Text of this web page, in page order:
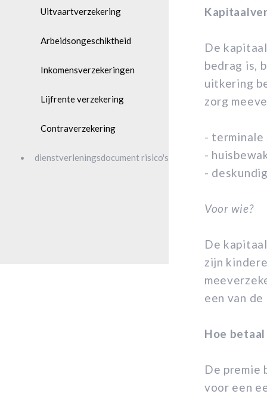
Uitvaartverzekering
Arbeidsongeschiktheid
Inkomensverzekeringen
Lijfrente verzekering
Contraverzekering
dienstverleningsdocument risico's
De
bedrag is,
uitkering
zorg
- terminale
-
-
Voor wie?
De
zijn
een van
Hoe
De premie
voor een